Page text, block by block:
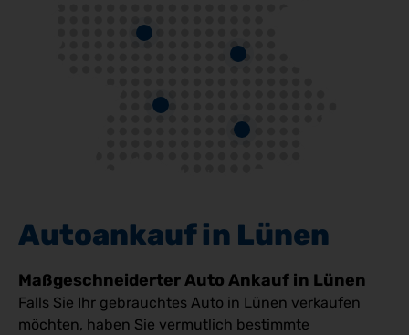
Autoankauf in Lünen
Maßgeschneiderter Auto Ankauf in Lünen
Falls Sie Ihr gebrauchtes Auto in Lünen verkaufen
möchten, haben Sie vermutlich bestimmte